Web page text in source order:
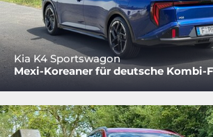
Kia K4 Sportswagon
Mexi-Koreaner für deutsche Kombi-